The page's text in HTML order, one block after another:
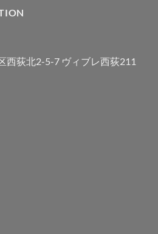
西荻北2-5-7 ヴィブレ西荻211